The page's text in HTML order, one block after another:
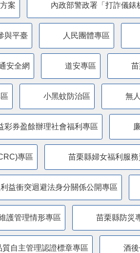
案 內政部警政署「打詐儀錶
與平臺 人民團體專區
安全網 道安專區
小黑蚊防治區 無
彩券盈餘辦理社會福利專區
專區 苗栗縣婦女福利服
益衝突迴避法身分關係公開專區
護管理情形專區 苗栗縣防災
自主管理認證標章專區 酒